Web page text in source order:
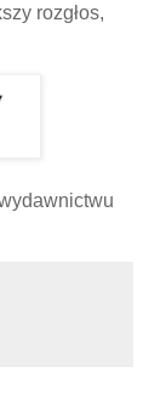
rozgłos,